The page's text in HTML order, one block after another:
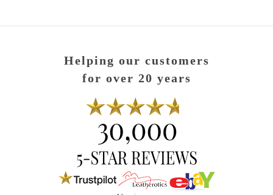
Helping our customers
for over 20 years